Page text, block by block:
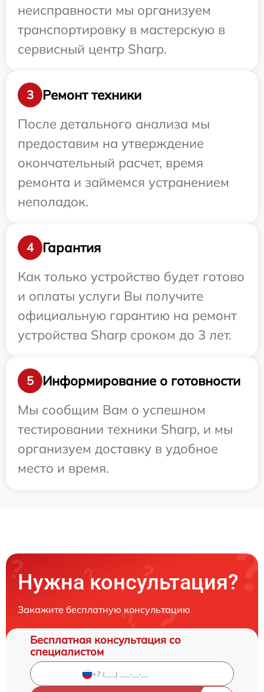
неисправности мы организуем
транспортировку в мастерскую в
сервисный центр Sharp.
3
Ремонт техники
После детального анализа мы
предоставим на утверждение
окончательный расчет, время
ремонта и займемся устранением
неполадок.
4
Гарантия
Как только устройство будет готово
и оплаты услуги Вы получите
официальную гарантию на ремонт
устройства Sharp сроком до 3 лет.
5
Информирование о готовности
Мы сообщим Вам о успешном
тестировании техники Sharp, и мы
организуем доставку в удобное
место и время.
Нужна консультация?
Закажите бесплатную консультацию
Бесплатная консультация со
специалистом